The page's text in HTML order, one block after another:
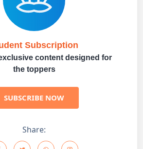
Subscription
content designed for
the toppers
SUBSCRIBE NOW
Share: